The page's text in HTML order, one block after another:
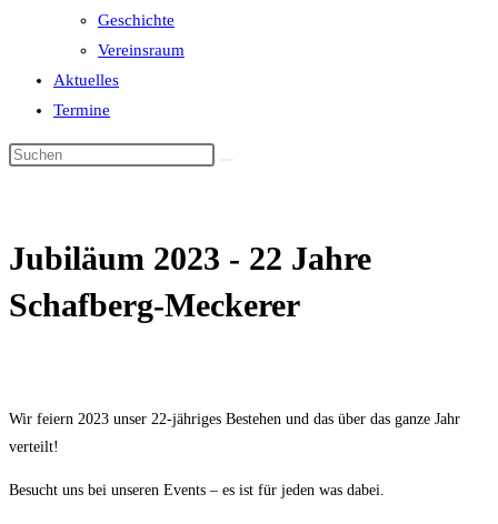
Geschichte
Vereinsraum
Aktuelles
Termine
Jubiläum 2023 - 22 Jahre
Schafberg-Meckerer
Wir feiern 2023 unser 22-jähriges Bestehen und das über das ganze Jahr
verteilt!
Besucht uns bei unseren Events – es ist für jeden was dabei.